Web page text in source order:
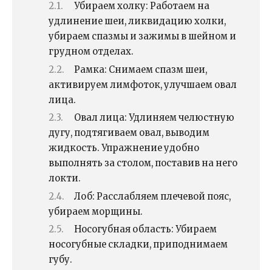
Убираем холку: Работаем на
удлинение шеи, ликвидацию холки,
убираем спазмы и зажимы в шейном и
грудном отделах.
Рамка: Снимаем спазм шеи,
активируем лимфоток, улучшаем овал
лица.
Овал лица: Удлиняем челюстную
дугу, подтягиваем овал, выводим
жидкость. Упражнение удобно
выполнять за столом, поставив на него
локти.
Лоб: Расслабляем плечевой пояс,
убираем морщины.
Носогубная область: Убираем
носогубные складки, приподнимаем
губу.